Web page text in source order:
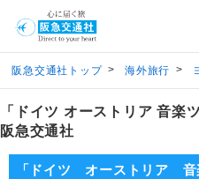
阪急交通社トップ > 海外旅行 >
「ドイツ オーストリア 音楽
阪急交通社
「ドイツ オーストリア 音